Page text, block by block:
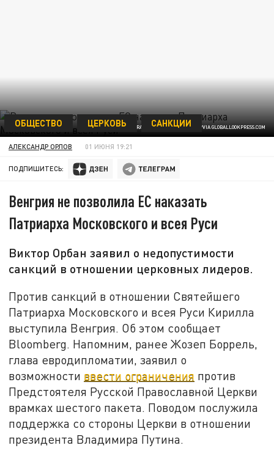
FEDERATION COUNCIL OF RUSSIA/VIA GLOBALLOOKPRESS.COM
ОБЩЕСТВО ЦЕРКОВЬ САНКЦИИ
АЛЕКСАНДР ОРЛОВ 01 ИЮНЯ 19:21
ПОДПИШИТЕСЬ:
Венгрия не позволила ЕС наказать
Патриарха Московского и всея Руси
Виктор Орбан заявил о недопустимости
санкций в отношении церковных лидеров.
Против санкций в отношении Святейшего
Патриарха Московского и всея Руси Кирилла
выступила Венгрия. Об этом сообщает
Bloomberg. Напомним, ранее Жозеп Боррель,
глава евродипломатии, заявил о
возможности ввести ограничения против
Предстоятеля Русской Православной Церкви
врамках шестого пакета. Поводом послужила
поддержка со стороны Церкви в отношении
президента Владимира Путина.